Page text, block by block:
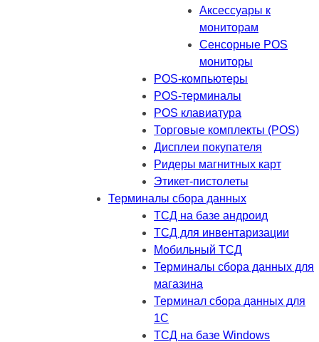
Аксессуары к
мониторам
Сенсорные POS
мониторы
POS-компьютеры
POS-терминалы
POS клавиатура
Торговые комплекты (POS)
Дисплеи покупателя
Ридеры магнитных карт
Этикет-пистолеты
Терминалы сбора данных
ТСД на базе андроид
ТСД для инвентаризации
Мобильный ТСД
Терминалы сбора данных для
магазина
Терминал сбора данных для
1C
ТСД на базе Windows